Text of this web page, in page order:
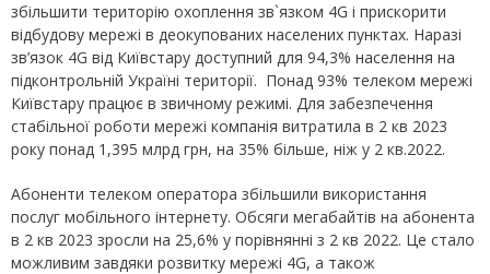
збільшити територію охоплення зв`язком 4G і прискорити
відбудову мережі в деокупованих населених пунктах. Наразі
зв’язок 4G від Київстару доступний для 94,3% населення на
підконтрольній Україні території. Понад 93% телеком мережі
Київстару працює в звичному режимі. Для забезпечення
стабільної роботи мережі компанія витратила в 2 кв 2023
року понад 1,395 млрд грн, на 35% більше, ніж у 2 кв.2022.
Абоненти телеком оператора збільшили використання
послуг мобільного інтернету. Обсяги мегабайтів на абонента
в 2 кв 2023 зросли на 25,6% у порівнянні з 2 кв 2022. Це стало
можливим завдяки розвитку мережі 4G, а також